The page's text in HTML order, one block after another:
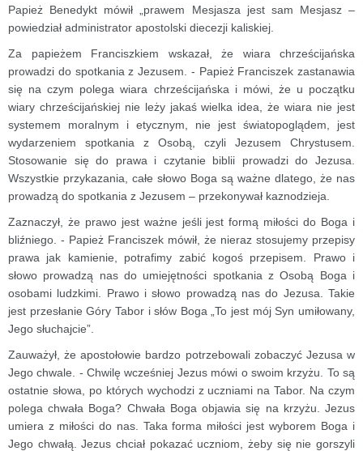
Papież Benedykt mówił „prawem Mesjasza jest sam Mesjasz –
powiedział administrator apostolski diecezji kaliskiej.
Za papieżem Franciszkiem wskazał, że wiara chrześcijańska
prowadzi do spotkania z Jezusem. - Papież Franciszek zastanawia
się na czym polega wiara chrześcijańska i mówi, że u początku
wiary chrześcijańskiej nie leży jakaś wielka idea, że wiara nie jest
systemem moralnym i etycznym, nie jest światopoglądem, jest
wydarzeniem spotkania z Osobą, czyli Jezusem Chrystusem.
Stosowanie się do prawa i czytanie biblii prowadzi do Jezusa.
Wszystkie przykazania, całe słowo Boga są ważne dlatego, że nas
prowadzą do spotkania z Jezusem – przekonywał kaznodzieja.
Zaznaczył, że prawo jest ważne jeśli jest formą miłości do Boga i
bliźniego. - Papież Franciszek mówił, że nieraz stosujemy przepisy
prawa jak kamienie, potrafimy zabić kogoś przepisem. Prawo i
słowo prowadzą nas do umiejętności spotkania z Osobą Boga i
osobami ludzkimi. Prawo i słowo prowadzą nas do Jezusa. Takie
jest przesłanie Góry Tabor i słów Boga „To jest mój Syn umiłowany,
Jego słuchajcie”.
Zauważył, że apostołowie bardzo potrzebowali zobaczyć Jezusa w
Jego chwale. - Chwilę wcześniej Jezus mówi o swoim krzyżu. To są
ostatnie słowa, po których wychodzi z uczniami na Tabor. Na czym
polega chwała Boga? Chwała Boga objawia się na krzyżu. Jezus
umiera z miłości do nas. Taka forma miłości jest wyborem Boga i
Jego chwałą. Jezus chciał pokazać uczniom, żeby się nie gorszyli